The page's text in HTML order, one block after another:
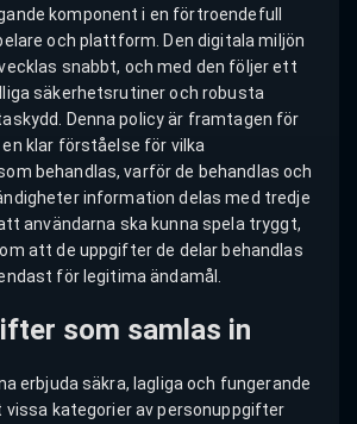
komponent i en förtroendefull
och plattform. Den digitala miljön
snabbt, och med den följer ett
säkerhetsrutiner och robusta
Denna policy är framtagen för
klar förståelse för vilka
behandlas, varför de behandlas och
information delas med tredje
användarna ska kunna spela tryggt,
att de uppgifter de delar behandlas
för legitima ändamål.
som samlas in
erbjuda säkra, lagliga och fungerande
kategorier av personuppgifter